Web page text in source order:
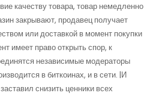
качеству товара, товар немедленно
закрывают, продавец получает
или доставкой в момент покупки
имеет право открыть спор, к
независимые модераторы
в биткоинах, и в сети. |И
снизить ценники всех